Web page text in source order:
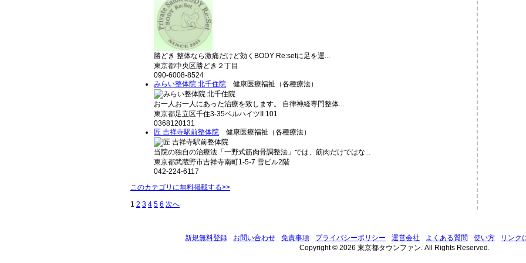
勝どき 整体なら激痛だけど効くBODY Re:setに足を運...
東京都中央区勝どき２丁目
090-6008-8524
みらい整体院 北千住院 健康医療福祉（各種療法）
お一人お一人にあった治療を致します。 自律神経専門整体...
東京都足立区千住3-35ベルハイツII 101
0368120131
匠 吉祥寺駅前整体院 健康医療福祉（各種療法）
当院の独自の治療法「一野式筋肉骨調整法」では、筋肉だけではな...
東京都武蔵野市吉祥寺南町1-5-7 雪ビル2階
042-224-6117
このカテゴリに無料掲載する>>
1 2 3 4 5 6 次へ
新規無料登録 お問い合わせ 免責事項 プライバシーポリシー 運営会社 よくある質問 使い方 リンク
Copyright © 2026 東京都タウンファン. All Rights Reserved.